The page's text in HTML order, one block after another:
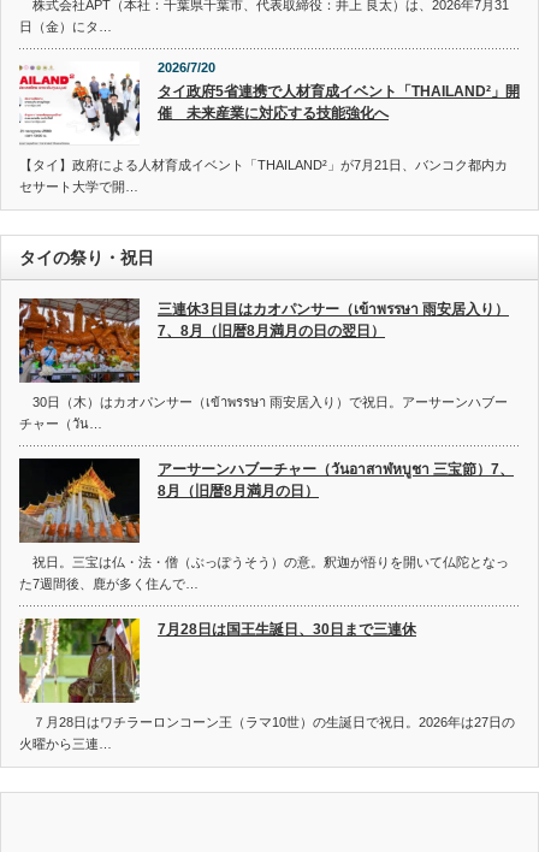
株式会社APT（本社：千葉県千葉市、代表取締役：井上 良太）は、2026年7月31
日（金）にタ…
2026/7/20
タイ政府5省連携で人材育成イベント「THAILAND²」開
催 未来産業に対応する技能強化へ
【タイ】政府による人材育成イベント「THAILAND²」が7月21日、バンコク都内カ
セサート大学で開…
タイの祭り・祝日
三連休3日目はカオパンサー（เข้าพรรษา 雨安居入り）
7、8月（旧暦8月満月の日の翌日）
30日（木）はカオパンサー（เข้าพรรษา 雨安居入り）で祝日。アーサーンハブー
チャー（วัน…
アーサーンハブーチャー（วันอาสาฬหบูชา 三宝節）7、
8月（旧暦8月満月の日）
祝日。三宝は仏・法・僧（ぶっぽうそう）の意。釈迦が悟りを開いて仏陀となっ
た7週間後、鹿が多く住んで…
7月28日は国王生誕日、30日まで三連休
７月28日はワチラーロンコーン王（ラマ10世）の生誕日で祝日。2026年は27日の
火曜から三連…